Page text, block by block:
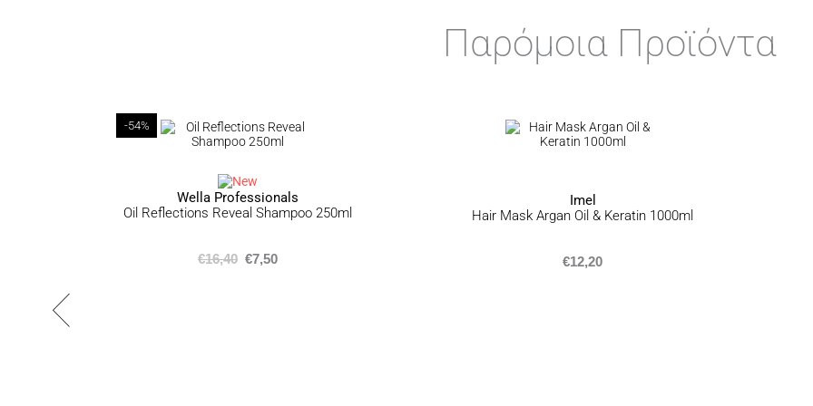
Αποστολή σε
Αποστολή σε
Σε περίπτωση που δεν
σύνολο της παραγγελίας
Παρόμοια Προϊόντα
Wella Professionals
Oil Reflections Reveal Shampoo 250ml
€16,40 €7,50
-54%
Imel
Hair Mask Argan Oil & Keratin 1000ml
€12,20